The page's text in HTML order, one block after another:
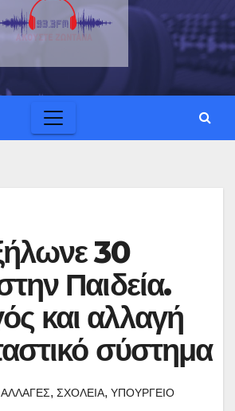
30
Παιδεία.
και αλλαγή
σύστημα
ΑΛΛΑΓΕΣ, ΣΧΟΛΕΙΑ, ΥΠΟΥΡΓΕΙΟ